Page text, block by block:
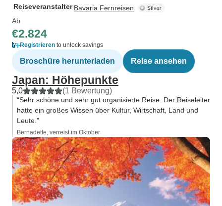
Reiseveranstalter Bavaria Fernreisen
Ab
€2.824
Registrieren to unlock savings
Broschüre herunterladen Reise ansehen
Japan: Höhepunkte
5,0 (1 Bewertung)
“Sehr schöne und sehr gut organisierte Reise. Der Reiseleiter
hatte ein großes Wissen über Kultur, Wirtschaft, Land und
Leute.”
Bernadette, verreist im Oktober